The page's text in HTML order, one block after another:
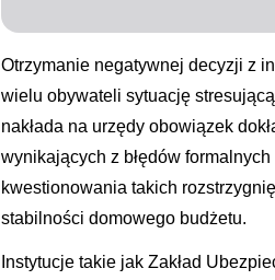
Otrzymanie negatywnej decyzji z
wielu obywateli sytuację
nakłada na urzędy obowiązek
wynikających z błędów
kwestionowania takich
stabilności domowego budżetu.
Instytucje takie jak Zakład